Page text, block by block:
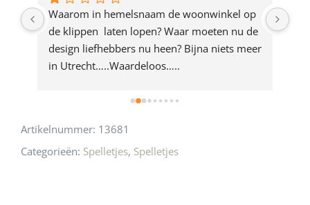
productWaarom in hemelsnaam de woonwinkel op
de klippen  laten lopen? Waar moeten nu de
design liefhebbers nu heen? Bijna niets meer
in Utrecht…..Waardeloos…..
Artikelnummer: 13681
Categorieën: Spelletjes, Spelletjes